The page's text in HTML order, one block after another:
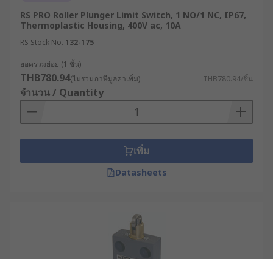
RS PRO Roller Plunger Limit Switch, 1 NO/1 NC, IP67,
Thermoplastic Housing, 400V ac, 10A
RS Stock No. 132-175
ยอดรวมย่อย (1 ชิ้น)
THB780.94(ไม่รวมภาษีมูลค่าเพิ่ม) THB780.94/ชิ้น
จำนวน / Quantity
เพิ่ม
Datasheets